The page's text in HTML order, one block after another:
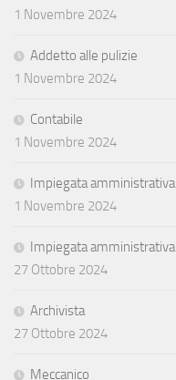
1 Novembre 2024
Addetto alle pulizie
1 Novembre 2024
Contabile
1 Novembre 2024
Impiegata amministrativa
1 Novembre 2024
Impiegata amministrativa
27 Ottobre 2024
Archivista
27 Ottobre 2024
Meccanico